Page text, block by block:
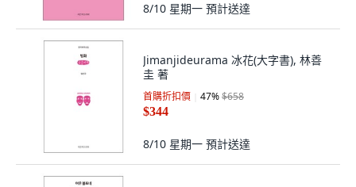
8/10 星期一 預計送達
Jimanjideurama 冰花(大字書), 林善
圭 著
首購折扣價 47%$658
$344
8/10 星期一 預計送達